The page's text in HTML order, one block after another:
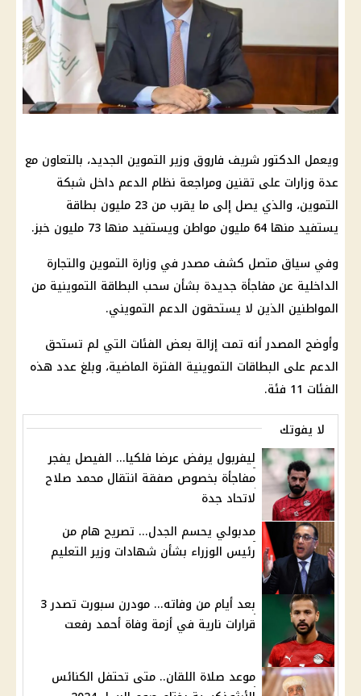
ويعمل الدكتور شريف فاروق وزير التموين الجديد، بالتعاون مع
عدة وزارات على تقنين ومراجعة نظام الدعم داخل شبكة
التموين، والذي يصل إلى ما يقرب من 23 مليون بطاقة
يستفيد منها 64 مليون مواطن ويستفيد منها 73 مليون خبز.
وفي سياق متصل كشف مصدر في وزارة التموين والتجارة
الداخلية عن مفاجأة جديدة بشأن سحب البطاقة التموينية من
المواطنين الذين لا يستحقون الدعم التمويني.
وأوضح المصدر أنه تمت إزالة بعض الفئات التي لم تستحق
الدعم على البطاقات التموينية الفترة الماضية، وبلغ عدد هذه
الفئات 11 فئة.
لا يفوتك
ليفربول يرفض عرضا فلكيا... الفيصل يفجر
مفاجأة بخصوص صفقة انتقال محمد صلاح
لاتحاد جدة
مدبولي يحسم الجدل... تصريح هام من
رئيس الوزراء بشأن شهادات وزير التعليم
بعد أيام من وفاته... مودرن سبورت تصدر 3
قرارات نارية في أزمة وفاة أحمد رفعت
موعد صلاة اللقان.. متى تحتفل الكنائس